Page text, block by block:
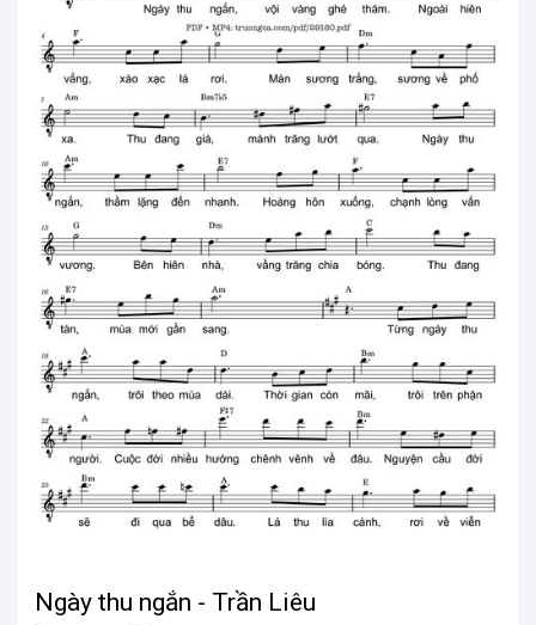
Ngày thu ngắn - Trần Liêu